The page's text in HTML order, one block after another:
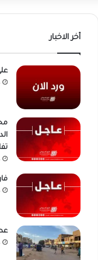
أخر الاخبار